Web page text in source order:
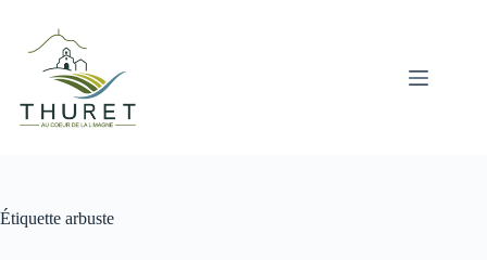
contenu
Étiquette arbuste